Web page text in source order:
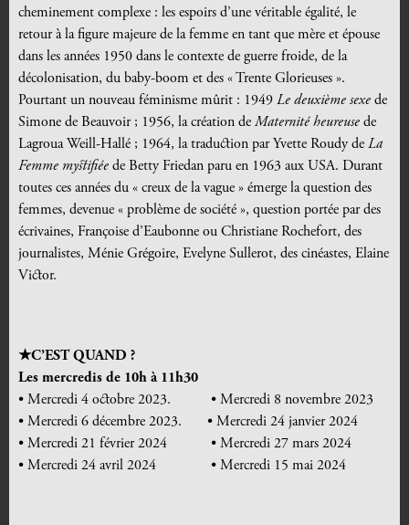
cheminement complexe : les espoirs d’une véritable égalité, le
retour à la figure majeure de la femme en tant que mère et épouse
dans les années 1950 dans le contexte de guerre froide, de la
décolonisation, du baby-boom et des « Trente Glorieuses ».
Pourtant un nouveau féminisme mûrit : 1949 Le deuxième sexe de
Simone de Beauvoir ; 1956, la création de Maternité heureuse de
Lagroua Weill-Hallé ; 1964, la traduction par Yvette Roudy de La
Femme mystifiée de Betty Friedan paru en 1963 aux USA. Durant
toutes ces années du « creux de la vague » émerge la question des
femmes, devenue « problème de société », question portée par des
écrivaines, Françoise d’Eaubonne ou Christiane Rochefort, des
journalistes, Ménie Grégoire, Evelyne Sullerot, des cinéastes, Elaine
Victor.
★C’EST QUAND ?
Les mercredis de 10h à 11h30
• Mercredi 4 octobre 2023. • Mercredi 8 novembre 2023
• Mercredi 6 décembre 2023. • Mercredi 24 janvier 2024
• Mercredi 21 février 2024 • Mercredi 27 mars 2024
• Mercredi 24 avril 2024 • Mercredi 15 mai 2024